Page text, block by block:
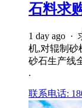
石料求
1 day ago ·
机,对辊制砂
砂石生产线
.
联系电话: